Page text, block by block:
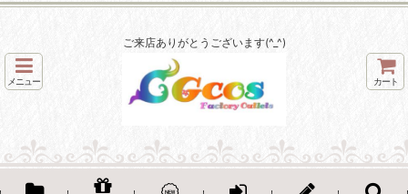
ご来店ありがとうございます(^_^)
メニュー カート